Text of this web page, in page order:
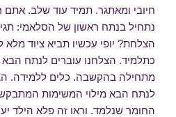
חיובי ומאתגר. תמיד עוד שלב. אתם
נתחיל בנתח ראשון של הסלאמי:
הצלחת? יופי עכשיו תביא ציוד מלא
כתלמיד. הצלחנו עוברים לנתח
מתחילה בהקשבה. כלים ללמידה.
לנתח הבא מילוי המשימות
החומר שנלמד. וראו זה פלא הילד